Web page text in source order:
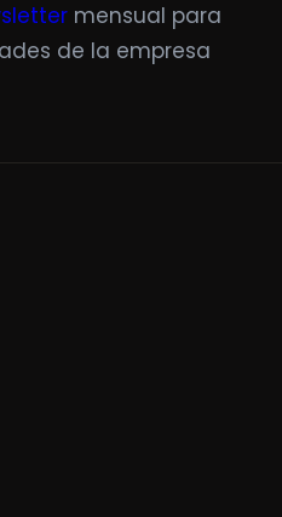
mensual para
de la empresa